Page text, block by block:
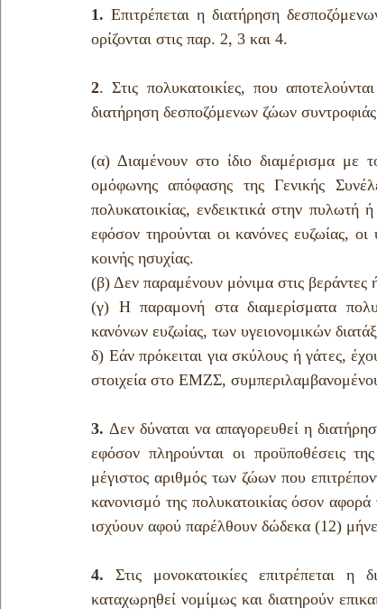
1. Επιτρέπεται η διατήρηση
ορίζονται στις παρ. 2, 3 και 4.
2. Στις πολυκατοικίες, που
διατήρηση δεσποζόμενων ζώων
(α) Διαμένουν στο ίδιο διαμέρισμα με
ομόφωνης απόφασης της Γενικής
πολυκατοικίας, ενδεικτικά στην
εφόσον τηρούνται οι κανόνες ευζωίας, οι
κοινής ησυχίας.
(β) Δεν παραμένουν μόνιμα στις βεράντες
(γ) Η παραμονή στα διαμερίσματα
κανόνων ευζωίας, των υγειονομικών
δ) Εάν πρόκειται για σκύλους ή γάτες,
στοιχεία στο ΕΜΖΣ,
3. Δεν δύναται να απαγορευθεί η
εφόσον πληρούνται οι προϋποθέσεις
μέγιστος αριθμός των ζώων που
κανονισμό της πολυκατοικίας όσον
ισχύουν αφού παρέλθουν δώδεκα (12)
4. Στις μονοκατοικίες επιτρέπεται
καταχωρηθεί νομίμως και διατηρούν